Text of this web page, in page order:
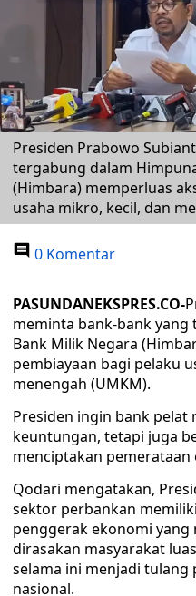
Presiden Prabowo
tergabung dalam
(Himbara) memperluas
usaha mikro, kecil, dan
0 Komentar
PASUNDANEKSPRES.CO-
meminta bank-bank
Bank Milik Negara
pembiayaan bagi pelaku
menengah (UMKM).
Presiden ingin bank pelat
keuntungan, tetapi juga
menciptakan pemerataan
Qodari mengatakan,
sektor perbankan
penggerak ekonomi
dirasakan masyarakat
selama ini menjadi
nasional.